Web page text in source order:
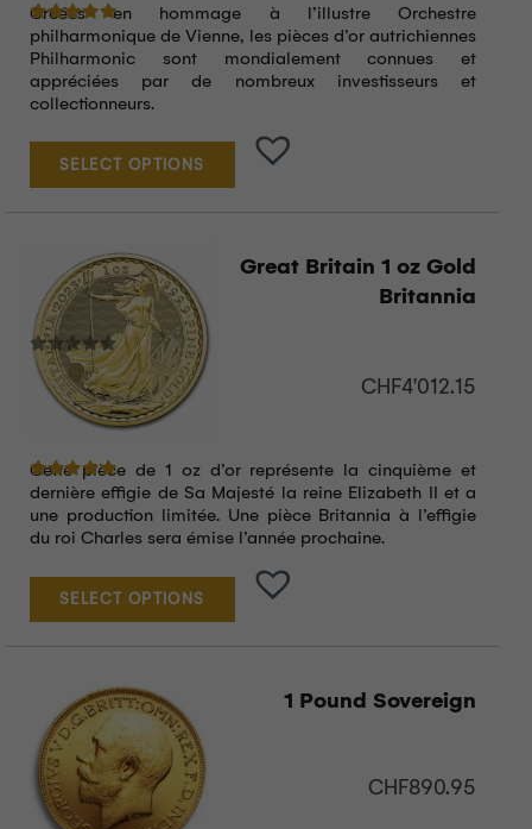
Note5.00sur 5
Créées en hommage à l’illustre Orchestre
philharmonique de Vienne, les pièces d’or autrichiennes
Philharmonic sont mondialement connues et
appréciées par de nombreux investisseurs et
collectionneurs.
SELECT OPTIONS
Great Britain 1 oz Gold
Britannia
Note5.00sur 5
CHF4'012.15
Cette pièce de 1 oz d’or représente la cinquième et
dernière effigie de Sa Majesté la reine Elizabeth II et a
une production limitée. Une pièce Britannia à l’effigie
du roi Charles sera émise l’année prochaine.
SELECT OPTIONS
1 Pound Sovereign
CHF890.95